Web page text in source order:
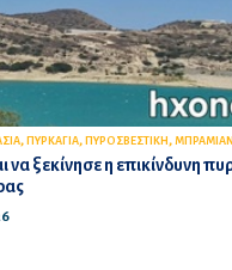
, ΠΥΡΚΑΓΙΑ, ΠΥΡΟΣΒΕΣΤΙΚΗ ,
να ξεκίνησε η επικίνδυνη